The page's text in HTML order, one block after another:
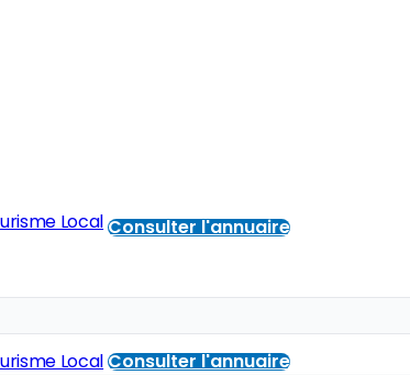
LocalConsulter l'annuaire
LocalConsulter l'annuaire